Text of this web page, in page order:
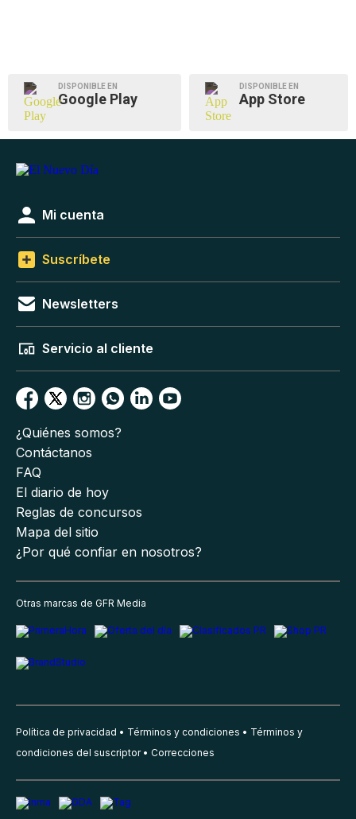
DISPONIBLE EN
Google Play
DISPONIBLE EN
App Store
Mi cuenta
Suscríbete
Newsletters
Servicio al cliente
¿Quiénes somos?
Contáctanos
FAQ
El diario de hoy
Reglas de concursos
Mapa del sitio
¿Por qué confiar en nosotros?
Otras marcas de GFR Media
Política de privacidad Términos y condiciones
Términos y
condiciones del suscriptor
Correcciones